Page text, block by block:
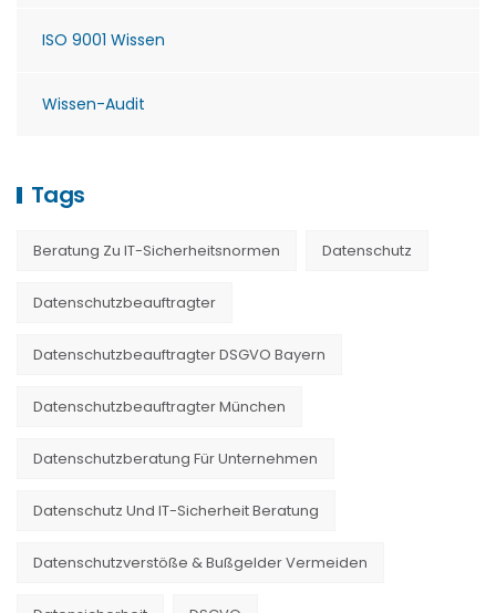
ISO 9001 Wissen
Wissen-Audit
Tags
Beratung Zu IT-Sicherheitsnormen Datenschutz
Datenschutzbeauftragter
Datenschutzbeauftragter DSGVO Bayern
Datenschutzbeauftragter München
Datenschutzberatung Für Unternehmen
Datenschutz Und IT-Sicherheit Beratung
Datenschutzverstöße & Bußgelder Vermeiden